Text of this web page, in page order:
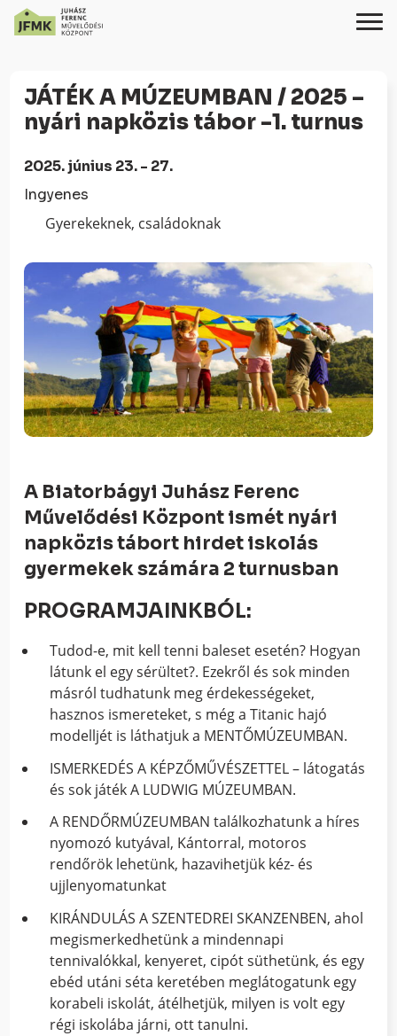
Content
navigációhoz
JÁTÉK A MÚZEUMBAN / 2025 –
nyári napközis tábor -1. turnus
2025. június 23. - 27.
Ingyenes
Gyerekeknek, családoknak
A Biatorbágyi Juhász Ferenc
Művelődési Központ ismét nyári
napközis tábort hirdet iskolás
gyermekek számára 2 turnusban
PROGRAMJAINKBÓL:
Tudod-e, mit kell tenni baleset esetén? Hogyan
látunk el egy sérültet?. Ezekről és sok minden
másról tudhatunk meg érdekességeket,
hasznos ismereteket, s még a Titanic hajó
modelljét is láthatjuk a MENTŐMÚZEUMBAN.
ISMERKEDÉS A KÉPZŐMŰVÉSZETTEL – látogatás
és sok játék A LUDWIG MÚZEUMBAN.
A RENDŐRMÚZEUMBAN találkozhatunk a híres
nyomozó kutyával, Kántorral, motoros
rendőrök lehetünk, hazavihetjük kéz- és
ujjlenyomatunkat
KIRÁNDULÁS A SZENTEDREI SKANZENBEN, ahol
megismerkedhetünk a mindennapi
tennivalókkal, kenyeret, cipót süthetünk, és egy
ebéd utáni séta keretében meglátogatunk egy
korabeli iskolát, átélhetjük, milyen is volt egy
régi iskolába járni, ott tanulni.